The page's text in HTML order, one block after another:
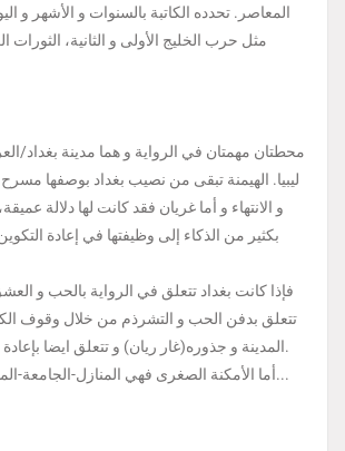
المعاصر. تحدده الكاتبة بالسنوات و الأشهر و
مثل حرب الخليج الأولى و الثانية، الثورات
محطتان مهمتان في الرواية و هما مدينة بغداد/
ليبيا. الهيمنة تبقى من نصيب بغداد بوصفها
و الانتهاء و أما غريان فقد كانت لها دلالة
بكثير من الذكاء إلى وظيفتها في إعادة
فإذا كانت بغداد تتعلق في الرواية بالحب و
تتعلق بدفن الحب و التشرذم من خلال وقوف
المدينة و جذوره(غار ريان) و تتعلق ايضا بإعادة بناء الذات من جديد.
أما الأمكنة الصغرى فهي المنازل-الجامعة-المستشفى-الشقة الخ...